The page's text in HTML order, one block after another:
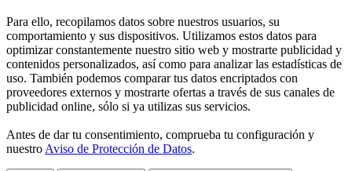
Para ello, recopilamos datos sobre nuestros usuarios, su
comportamiento y sus dispositivos. Utilizamos estos datos para
optimizar constantemente nuestro sitio web y mostrarte publicidad y
contenidos personalizados, así como para analizar las estadísticas de
uso. También podemos comparar tus datos encriptados con
proveedores externos y mostrarte ofertas a través de sus canales de
publicidad online, sólo si ya utilizas sus servicios.
Antes de dar tu consentimiento, comprueba tu configuración y
nuestro Aviso de Protección de Datos.